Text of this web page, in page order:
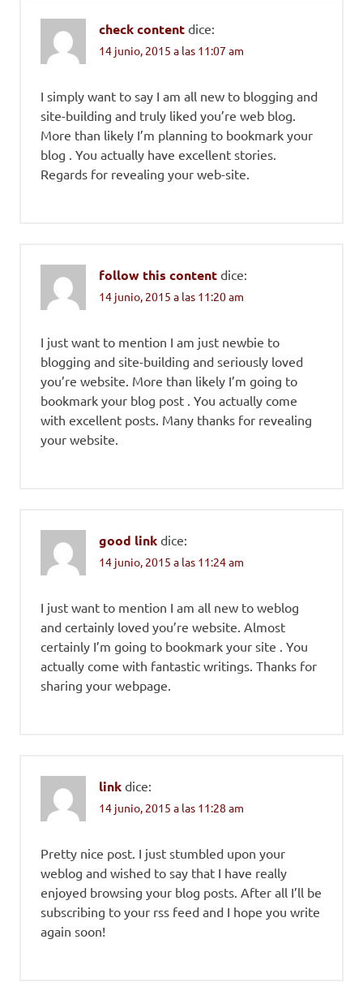
check content dice:
14 junio, 2015 a las 11:07 am
I simply want to say I am all new to blogging and
site-building and truly liked you’re web blog.
More than likely I’m planning to bookmark your
blog . You actually have excellent stories.
Regards for revealing your web-site.
follow this content dice:
14 junio, 2015 a las 11:20 am
I just want to mention I am just newbie to
blogging and site-building and seriously loved
you’re website. More than likely I’m going to
bookmark your blog post . You actually come
with excellent posts. Many thanks for revealing
your website.
good link dice:
14 junio, 2015 a las 11:24 am
I just want to mention I am all new to weblog
and certainly loved you’re website. Almost
certainly I’m going to bookmark your site . You
actually come with fantastic writings. Thanks for
sharing your webpage.
link dice:
14 junio, 2015 a las 11:28 am
Pretty nice post. I just stumbled upon your
weblog and wished to say that I have really
enjoyed browsing your blog posts. After all I’ll be
subscribing to your rss feed and I hope you write
again soon!